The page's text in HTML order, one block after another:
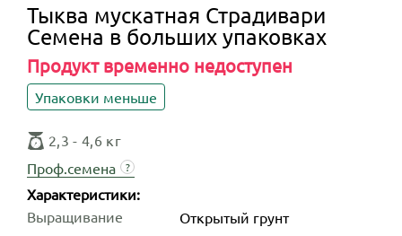
Тыква мускатная Страдивари
Семена в больших упаковках
Продукт временно недоступен
Упаковки меньше
2,3 - 4,6 кг
Проф.семена
?
Характеристики:
Выращивание
Открытый грунт